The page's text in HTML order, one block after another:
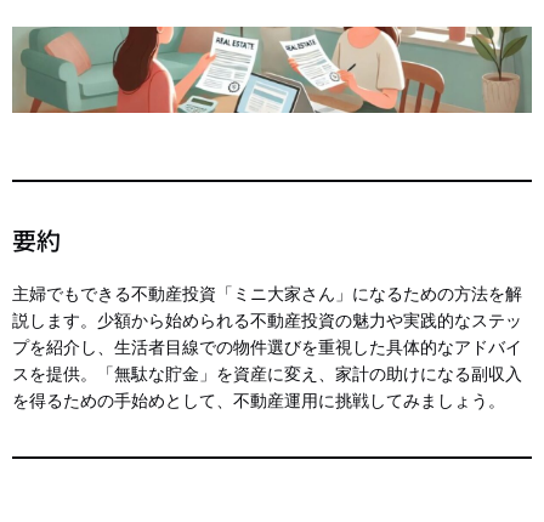
要約
主婦でもできる不動産投資「ミニ大家さん」になるための方法を解
説します。少額から始められる不動産投資の魅力や実践的なステッ
プを紹介し、生活者目線での物件選びを重視した具体的なアドバイ
スを提供。「無駄な貯金」を資産に変え、家計の助けになる副収入
を得るための手始めとして、不動産運用に挑戦してみましょう。